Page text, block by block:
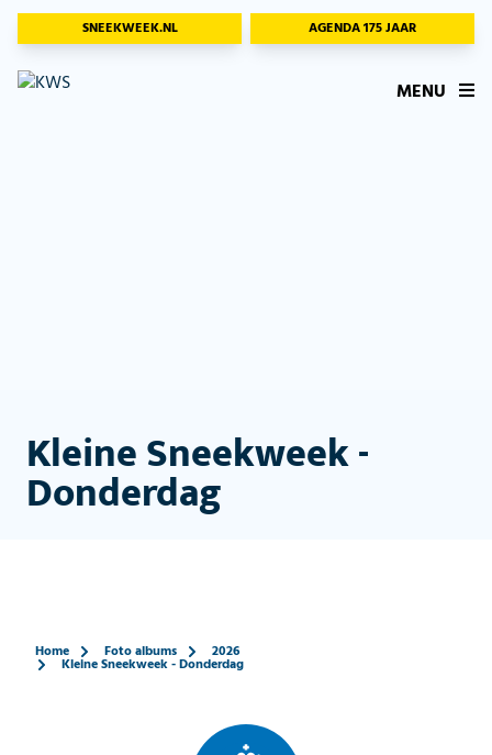
SNEEKWEEK.NL AGENDA 175 JAAR
MENU
Kleine Sneekweek -
Donderdag
Home Foto albums 2026
Kleine Sneekweek - Donderdag